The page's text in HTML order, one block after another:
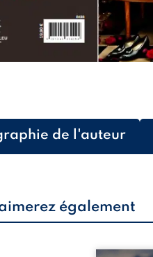
de l'auteur
également